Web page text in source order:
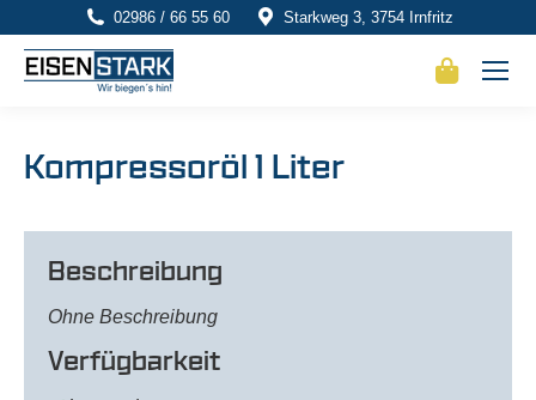
02986 / 66 55 60 Starkweg 3, 3754 Irnfritz
Kompressoröl 1 Liter
Beschreibung
Ohne Beschreibung
Verfügbarkeit